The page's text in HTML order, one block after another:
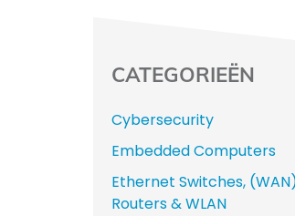
CATEGORIEËN
Cybersecurity
Embedded Computers
Ethernet Switches,
Routers & WLAN